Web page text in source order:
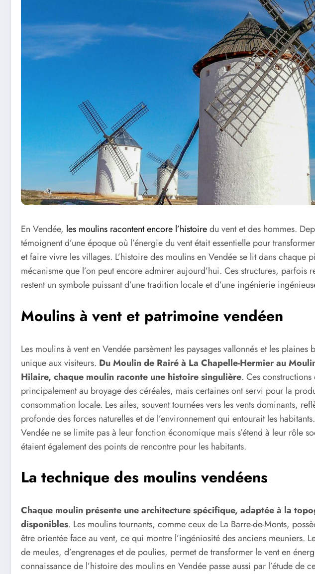
En Vendée, les moulins racontent encore l’histoiredu vent et des hommes.
témoignent d’une époque où l’énergie du vent était essentielle pour
et faire vivre les villages. L’histoire des moulins en Vendée se lit dans chaque
mécanisme que l’on peut encore admirer aujourd’hui. Ces structures, parfois
restent un symbole puissant d’une tradition locale et d’une ingénierie
Moulins à vent et patrimoine vendéen
Les moulins à vent en Vendée parsèment les paysages vallonnés et les
unique aux visiteurs. Du Moulin de Rairé à La Chapelle-Hermier au
Hilaire, chaque moulin raconte une histoire singulière. Ces constructions
principalement au broyage des céréales, mais certaines ont servi pour la
consommation locale. Les ailes, souvent tournées vers les vents dominants,
profonde des forces naturelles et de l’environnement qui entourait les
Vendée ne se limite pas à leur fonction économique mais s’étend à leur rôle
étaient également des points de rencontre pour les habitants.
La technique des moulins vendéens
Chaque moulin présente une architecture spécifique, adaptée à la
disponibles. Les moulins tournants, comme ceux de La Barre-de-Monts,
être orientée face au vent, ce qui montre l’ingéniosité des anciens meuniers.
de meules, d’engrenages et de poulies, permet de transformer le vent en
connaissance de l’histoire des moulins en Vendée passe aussi par l’étude de